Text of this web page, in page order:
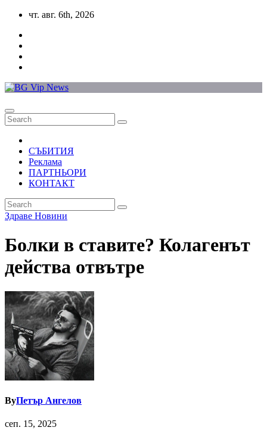
Skip
content
чт. авг. 6th, 2026
СЪБИТИЯ
Реклама
ПАРТНЬОРИ
КОНТАКТ
Здраве Новини
Болки в ставите? Колагенът
действа отвътре
ByПетър Ангелов
сеп. 15, 2025